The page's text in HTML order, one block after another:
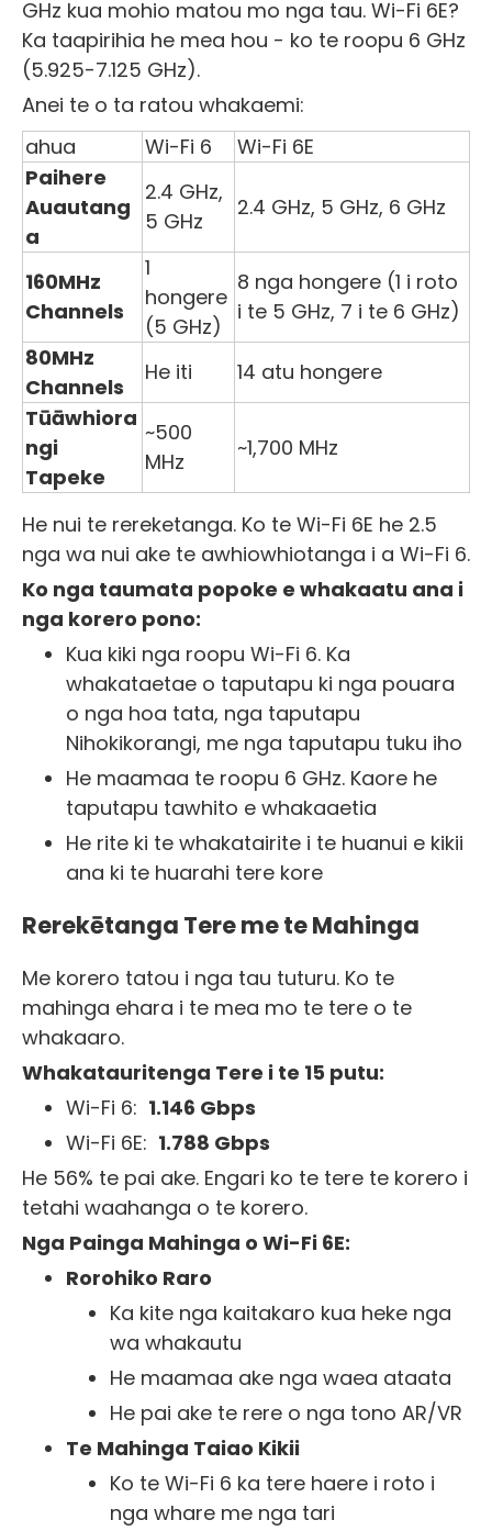
GHz kua mohio matou mo nga tau. Wi-Fi 6E?
Ka taapirihia he mea hou - ko te roopu 6 GHz
(5.925-7.125 GHz).
Anei te o ta ratou whakaemi:
ahua
Wi-Fi 6
Wi-Fi 6E
Paihere
Auautang
a
2.4 GHz,
5 GHz
2.4 GHz, 5 GHz, 6 GHz
160MHz
Channels
1
hongere
(5 GHz)
8 nga hongere (1 i roto
i te 5 GHz, 7 i te 6 GHz)
80MHz
Channels
He iti
14 atu hongere
Tūāwhiora
ngi
Tapeke
~500
MHz
~1,700 MHz
He nui te rereketanga. Ko te Wi-Fi 6E he 2.5
nga wa nui ake te awhiowhiotanga i a Wi-Fi 6.
Ko nga taumata popoke e whakaatu ana i
nga korero pono:
Kua kiki nga roopu Wi-Fi 6. Ka
whakataetae o taputapu ki nga pouara
o nga hoa tata, nga taputapu
Nihokikorangi, me nga taputapu tuku iho
He maamaa te roopu 6 GHz. Kaore he
taputapu tawhito e whakaaetia
He rite ki te whakatairite i te huanui e kikii
ana ki te huarahi tere kore
Rerekētanga Tere me te Mahinga
Me korero tatou i nga tau tuturu. Ko te
mahinga ehara i te mea mo te tere o te
whakaaro.
Whakatauritenga Tere i te 15 putu:
Wi-Fi 6: 1.146 Gbps
Wi-Fi 6E: 1.788 Gbps
He 56% te pai ake. Engari ko te tere te korero i
tetahi waahanga o te korero.
Nga Painga Mahinga o Wi-Fi 6E:
Rorohiko Raro
Ka kite nga kaitakaro kua heke nga
wa whakautu
He maamaa ake nga waea ataata
He pai ake te rere o nga tono AR/VR
Te Mahinga Taiao Kikii
Ko te Wi-Fi 6 ka tere haere i roto i
nga whare me nga tari